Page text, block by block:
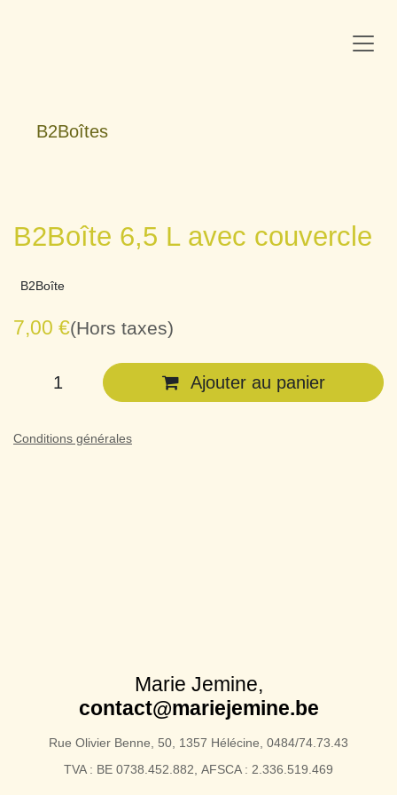
B2Boîtes
B2Boîte 6,5 L avec couvercle
B2Boîte
7,00 €(Hors taxes)
Ajouter au panier
Conditions générales
Marie Jemine,
contact@mariejemine.be
Rue Olivier Benne, 50, 1357 Hélécine, 0484/74.73.43
TVA : BE 0738.452.882, AFSCA : 2.336.519.469